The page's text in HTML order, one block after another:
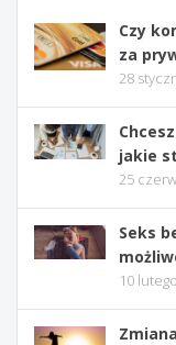
Czy
za
28
jakie
25
Seks
10